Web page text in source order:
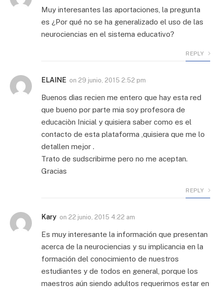
Muy interesantes las aportaciones, la pregunta
es ¿Por qué no se ha generalizado el uso de las
neurociencias en el sistema educativo?
REPLY
ELAINE on 29 junio, 2015 2:52 pm
Buenos dìas recien me entero que hay esta red
que bueno por parte mia soy profesora de
educaciòn Inicial y quisiera saber como es el
contacto de esta plataforma ,quisiera que me lo
detallen mejor .
Trato de sudscribirme pero no me aceptan.
Gracias
REPLY
Kary on 22 junio, 2015 4:22 am
Es muy interesante la información que presentan
acerca de la neurociencias y su implicancia en la
formación del conocimiento de nuestros
estudiantes y de todos en general, porque los
maestros aún siendo adultos requerimos estar en